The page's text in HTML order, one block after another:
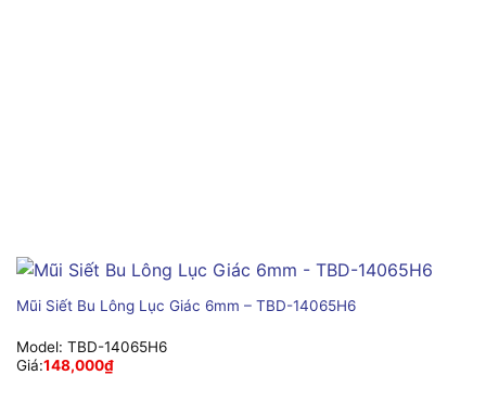
Mũi Siết Bu Lông Lục Giác 6mm – TBD-14065H6
Model: TBD-14065H6
Giá:148,000₫